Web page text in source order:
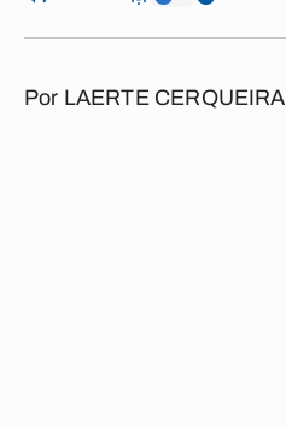
Por LAERTE CERQUEIRA